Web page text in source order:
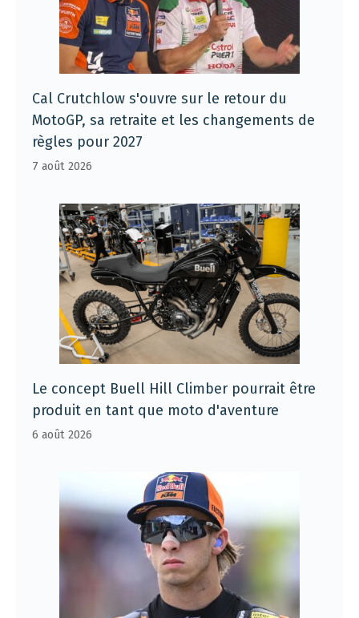
Cal Crutchlow s'ouvre sur le retour du
MotoGP, sa retraite et les changements de
règles pour 2027
7 août 2026
Le concept Buell Hill Climber pourrait être
produit en tant que moto d'aventure
6 août 2026